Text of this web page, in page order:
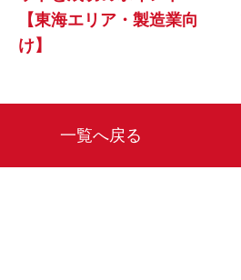
【東海エリア・製造業向
け】
一覧へ戻る